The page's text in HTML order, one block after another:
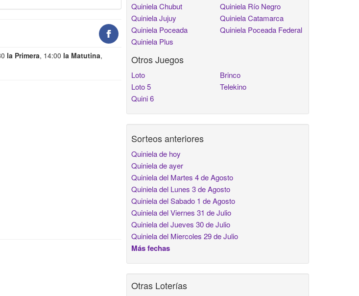
la Primera, 14:00 la Matutina,
Quiniela Chubut
Quiniela Jujuy
Quiniela Poceada
Quiniela Plus
Quiniela Río Negro
Quiniela Catamarca
Quiniela Poceada Federal
Otros Juegos
Loto
Loto 5
Quini 6
Brinco
Telekino
Sorteos anteriores
Quiniela de hoy
Quiniela de ayer
Quiniela del Martes 4 de Agosto
Quiniela del Lunes 3 de Agosto
Quiniela del Sabado 1 de Agosto
Quiniela del Viernes 31 de Julio
Quiniela del Jueves 30 de Julio
Quiniela del Miercoles 29 de Julio
Más fechas
Otras Loterías